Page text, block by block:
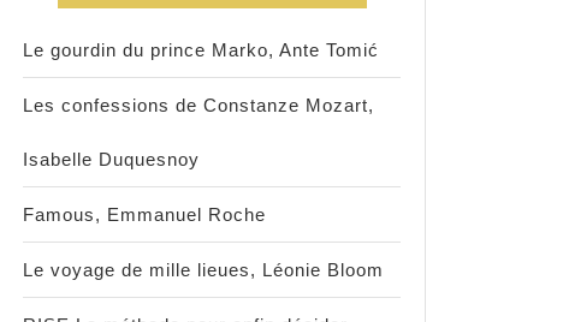
Le gourdin du prince Marko, Ante Tomić
Les confessions de Constanze Mozart,
Isabelle Duquesnoy
Famous, Emmanuel Roche
Le voyage de mille lieues, Léonie Bloom